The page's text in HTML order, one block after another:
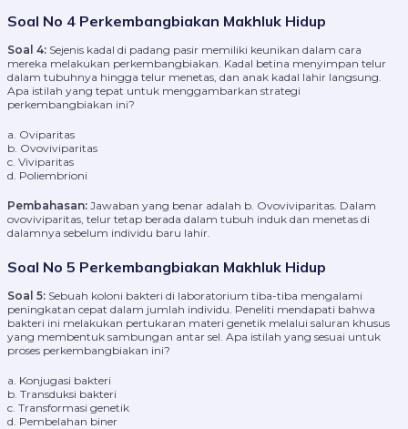
Soal No 4 Perkembangbiakan Makhluk Hidup
Soal 4: Sejenis kadal di padang pasir memiliki keunikan dalam cara
mereka melakukan perkembangbiakan. Kadal betina menyimpan telur
dalam tubuhnya hingga telur menetas, dan anak kadal lahir langsung.
Apa istilah yang tepat untuk menggambarkan strategi
perkembangbiakan ini?
a. Oviparitas
b. Ovoviviparitas
c. Viviparitas
d. Poliembrioni
Pembahasan: Jawaban yang benar adalah b. Ovoviviparitas. Dalam
ovoviviparitas, telur tetap berada dalam tubuh induk dan menetas di
dalamnya sebelum individu baru lahir.
Soal No 5 Perkembangbiakan Makhluk Hidup
Soal 5: Sebuah koloni bakteri di laboratorium tiba-tiba mengalami
peningkatan cepat dalam jumlah individu. Peneliti mendapati bahwa
bakteri ini melakukan pertukaran materi genetik melalui saluran khusus
yang membentuk sambungan antar sel. Apa istilah yang sesuai untuk
proses perkembangbiakan ini?
a. Konjugasi bakteri
b. Transduksi bakteri
c. Transformasi genetik
d. Pembelahan biner